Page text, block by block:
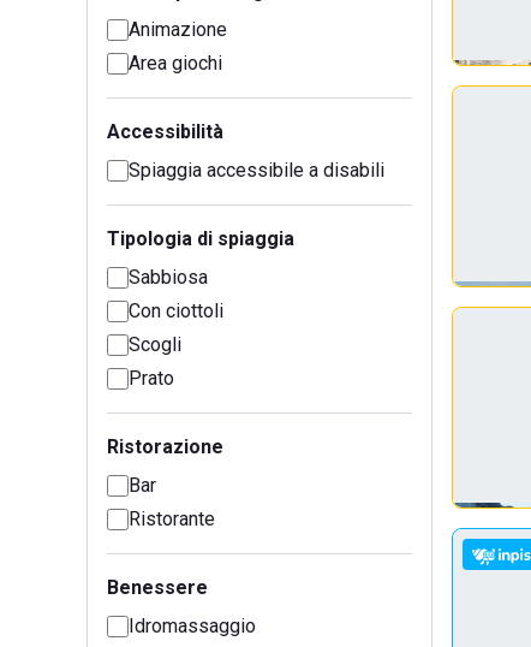
Animazione
Area giochi
Accessibilità
Spiaggia accessibile a disabili
Tipologia di spiaggia
Sabbiosa
Con ciottoli
Scogli
Prato
Ristorazione
Bar
Ristorante
Benessere
Idromassaggio